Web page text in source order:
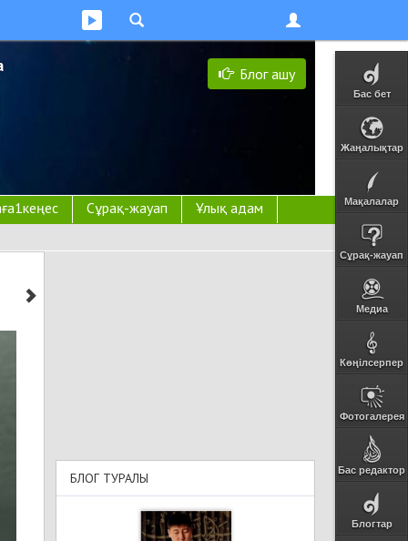
Бас бет
Жаңалықтар
Мақалалар
Сұрақ-жауап
Медиа
Көңілсерпер
Фотогалерея
Бас редактор
Блогтар
Блог ашу
Сұрақ-жауап
Ұлық адам
БЛОГ ТУРАЛЫ